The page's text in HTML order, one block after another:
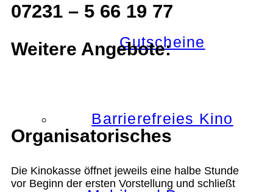
Gutscheine
Barrierefreies Kino
07231 – 5 66 19 77
Weitere Angebote:
Organisatorisches
Die Kinokasse öffnet jeweils eine halbe Stunde
vor Beginn der ersten Vorstellung und schließt